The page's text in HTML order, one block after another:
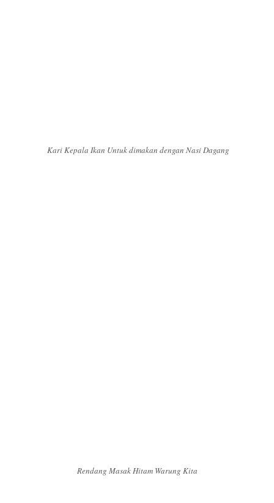
Kari Kepala Ikan Untuk dimakan dengan Nasi Dagang
Rendang Masak Hitam Warung Kita